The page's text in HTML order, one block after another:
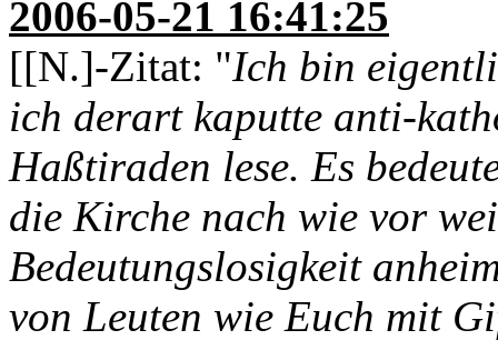
2006-05-21 16:41:25
[[N.]-Zitat: "Ich bin
ich derart kaputte anti-
Haßtiraden lese. Es
die Kirche nach wie vor
Bedeutungslosigkeit
von Leuten wie Euch mit